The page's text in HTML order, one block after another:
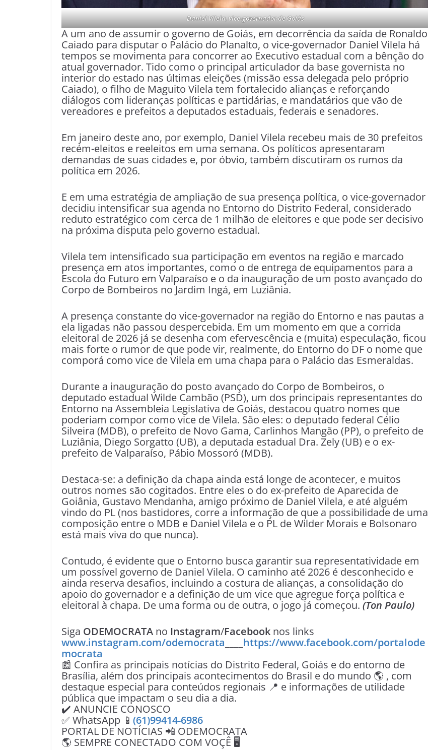
Daniel Vilela, vice-governador de Goiás
A um ano de assumir o governo de Goiás, em decorrência da saída de Ronaldo
Caiado para disputar o Palácio do Planalto, o vice-governador Daniel Vilela há
tempos se movimenta para concorrer ao Executivo estadual com a bênção do
atual governador. Tido como o principal articulador da base governista no
interior do estado nas últimas eleições (missão essa delegada pelo próprio
Caiado), o filho de Maguito Vilela tem fortalecido alianças e reforçando
diálogos com lideranças políticas e partidárias, e mandatários que vão de
vereadores e prefeitos a deputados estaduais, federais e senadores.
Em janeiro deste ano, por exemplo, Daniel Vilela recebeu mais de 30 prefeitos
recém-eleitos e reeleitos em uma semana. Os políticos apresentaram
demandas de suas cidades e, por óbvio, também discutiram os rumos da
política em 2026.
E em uma estratégia de ampliação de sua presença política, o vice-governador
decidiu intensificar sua agenda no Entorno do Distrito Federal, considerado
reduto estratégico com cerca de 1 milhão de eleitores e que pode ser decisivo
na próxima disputa pelo governo estadual.
Vilela tem intensificado sua participação em eventos na região e marcado
presença em atos importantes, como o de entrega de equipamentos para a
Escola do Futuro em Valparaíso e o da inauguração de um posto avançado do
Corpo de Bombeiros no Jardim Ingá, em Luziânia.
A presença constante do vice-governador na região do Entorno e nas pautas a
ela ligadas não passou despercebida. Em um momento em que a corrida
eleitoral de 2026 já se desenha com efervescência e (muita) especulação, ficou
mais forte o rumor de que pode vir, realmente, do Entorno do DF o nome que
comporá como vice de Vilela em uma chapa para o Palácio das Esmeraldas.
Durante a inauguração do posto avançado do Corpo de Bombeiros, o
deputado estadual Wilde Cambão (PSD), um dos principais representantes do
Entorno na Assembleia Legislativa de Goiás, destacou quatro nomes que
poderiam compor como vice de Vilela. São eles: o deputado federal Célio
Silveira (MDB), o prefeito de Novo Gama, Carlinhos Mangão (PP), o prefeito de
Luziânia, Diego Sorgatto (UB), a deputada estadual Dra. Zely (UB) e o ex-
prefeito de Valparaíso, Pábio Mossoró (MDB).
Destaca-se: a definição da chapa ainda está longe de acontecer, e muitos
outros nomes são cogitados. Entre eles o do ex-prefeito de Aparecida de
Goiânia, Gustavo Mendanha, amigo próximo de Daniel Vilela, e até alguém
vindo do PL (nos bastidores, corre a informação de que a possibilidade de uma
composição entre o MDB e Daniel Vilela e o PL de Wilder Morais e Bolsonaro
está mais viva do que nunca).
Contudo, é evidente que o Entorno busca garantir sua representatividade em
um possível governo de Daniel Vilela. O caminho até 2026 é desconhecido e
ainda reserva desafios, incluindo a costura de alianças, a consolidação do
apoio do governador e a definição de um vice que agregue força política e
eleitoral à chapa. De uma forma ou de outra, o jogo já começou. (Ton Paulo)
Siga ODEMOCRATA no Instagram/Facebook nos links
www.instagram.com/odemocrata
https://www.facebook.com/portalode
mocrata
📰 Confira as principais notícias do Distrito Federal, Goiás e do entorno de
Brasília, além dos principais acontecimentos do Brasil e do mundo 🌎 , com
destaque especial para conteúdos regionais 📍 e informações de utilidade
pública que impactam o seu dia a dia.
✔️ ANUNCIE CONOSCO
✅ WhatsApp 📱 (61)99414-6986
PORTAL DE NOTÍCIAS 📲 ODEMOCRATA
🌎 SEMPRE CONECTADO COM VOÇÊ 🖥️